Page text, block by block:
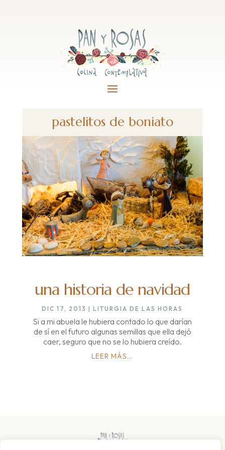
pastelitos de boniato
una historia de navidad
DIC 17, 2013 |LITURGIA DE LAS HORAS
Si a mi abuela le hubiera contado lo que darían
de sí en el futuro algunas semillas que ella dejó
caer, seguro que no se lo hubiera creído.
LEER MÁS...